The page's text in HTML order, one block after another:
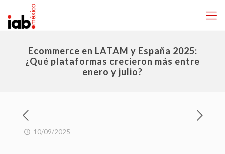
Ecommerce en LATAM y España 2025:
¿Qué plataformas crecieron más entre
enero y julio?
10/09/2025